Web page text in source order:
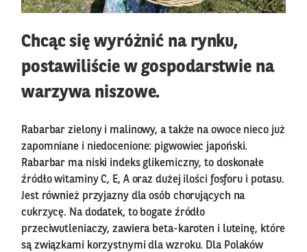
Chcąc się wyróżnić na rynku,
postawiliście w gospodarstwie na
warzywa niszowe.
Rabarbar zielony i malinowy, a także na owoce nieco już
zapomniane i niedocenione: pigwowiec japoński.
Rabarbar ma niski indeks glikemiczny, to doskonałe
źródło witaminy C, E, A oraz dużej ilości fosforu i potasu.
Jest również przyjazny dla osób chorujących na
cukrzycę. Na dodatek, to bogate źródło
przeciwutleniaczy, zawiera beta-karoten i luteinę, które
są związkami korzystnymi dla wzroku. Dla Polaków